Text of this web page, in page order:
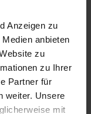
Anzeigen zu
anbieten
zu
zu Ihrer
Partner für
weiter. Unsere
mit
digitaler
|